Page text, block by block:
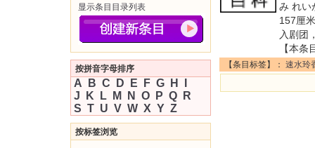
显示条目目录列表
按拼音字母排序
A B C D E F G H
J
K L M N O P Q
R
S T U V W X Y Z
按标签浏览
み れ
157厘
入剧团
【本条
【条目标签】： 速水玲